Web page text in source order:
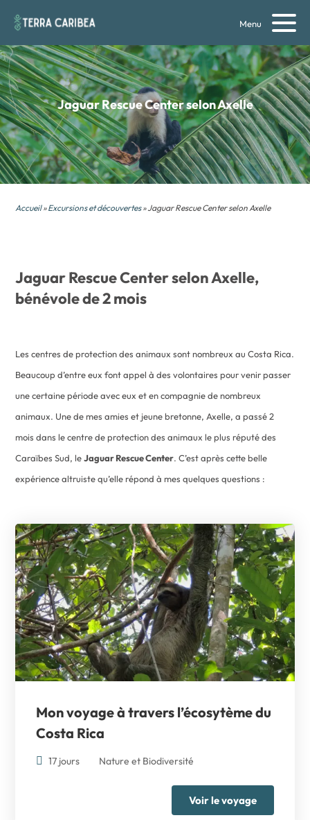
Menu
Jaguar Rescue Center selon Axelle
Accueil»Excursions et découvertes» Jaguar Rescue Center selon Axelle
Jaguar Rescue Center selon Axelle,
bénévole de 2 mois
Les centres de protection des animaux sont nombreux au Costa Rica.
Beaucoup d’entre eux font appel à des volontaires pour venir passer
une certaine période avec eux et en compagnie de nombreux
animaux. Une de mes amies et jeune bretonne, Axelle, a passé 2
mois dans le centre de protection des animaux le plus réputé des
Caraïbes Sud, leJaguar Rescue Center. C’est après cette belle
expérience altruiste qu’elle répond à mes quelques questions :
Mon voyage à travers l’écosytème du
Costa Rica
17 jours Nature et Biodiversité
Voir le voyage